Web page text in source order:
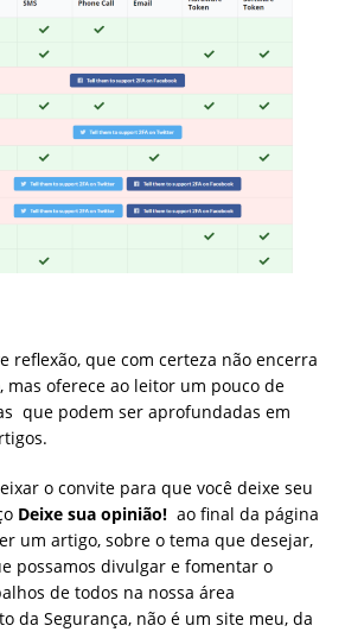
reflexão, que com certeza não encerra
mas oferece ao leitor um pouco de
que podem ser aprofundadas em
o convite para que você deixe seu
Deixe sua opinião! ao final da página
um artigo, sobre o tema que desejar,
possamos divulgar e fomentar o
de todos na nossa área
da Segurança, não é um site meu, da